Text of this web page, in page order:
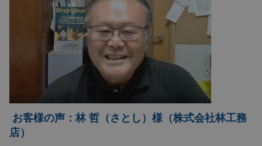
お客様の声：林 哲（さとし）様（株式会社林工務
店）